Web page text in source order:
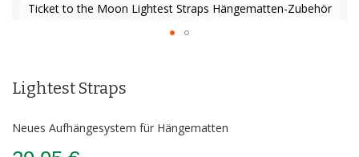
Ticket to the Moon Lightest Straps Hängematten-Zubehör
der
Bildergalerie
Lightest Straps
Neues Aufhängesystem für Hängematten